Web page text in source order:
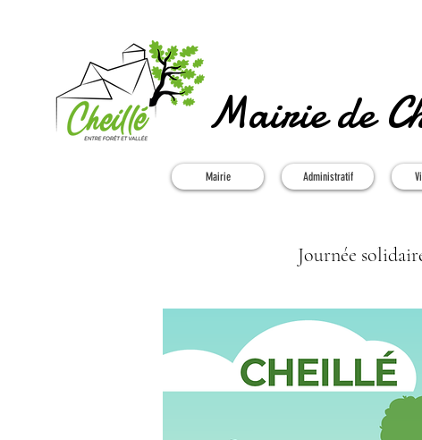
Mairie de
Mairie Administratif
Journée